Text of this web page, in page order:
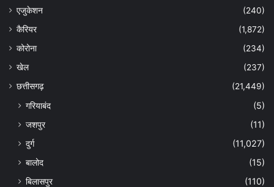
एजुकेशन
(240)
कैरियर
(1,872)
कोरोना
(234)
खेल
(237)
छत्तीसगढ़
(21,449)
गरियाबंद
(5)
जशपुर
(11)
दुर्ग
(11,027)
बालोद
(15)
बिलासपुर
(110)